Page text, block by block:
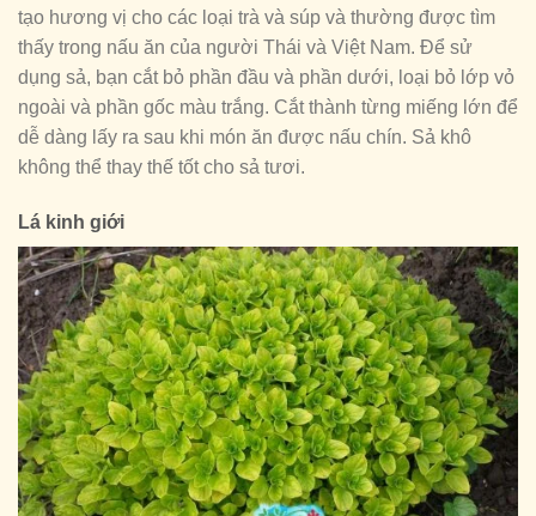
tạo hương vị cho các loại trà và súp và thường được tìm
thấy trong nấu ăn của người Thái và Việt Nam. Để sử
dụng sả, bạn cắt bỏ phần đầu và phần dưới, loại bỏ lớp vỏ
ngoài và phần gốc màu trắng. Cắt thành từng miếng lớn để
dễ dàng lấy ra sau khi món ăn được nấu chín. Sả khô
không thể thay thế tốt cho sả tươi.
Lá kinh giới